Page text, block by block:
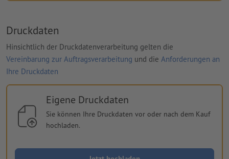
Druckdaten
Hinsichtlich der Druckdatenverarbeitung gelten die
Vereinbarung zur Auftragsverarbeitung und die Anforderungen an
Ihre Druckdaten
Eigene Druckdaten
Sie können Ihre Druckdaten vor oder nach dem Kauf
hochladen.